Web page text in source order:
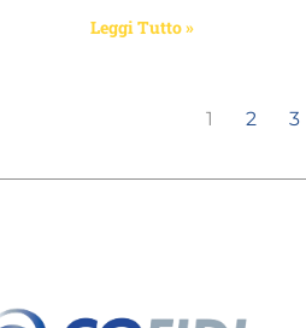
Leggi Tutto »
1 2 3